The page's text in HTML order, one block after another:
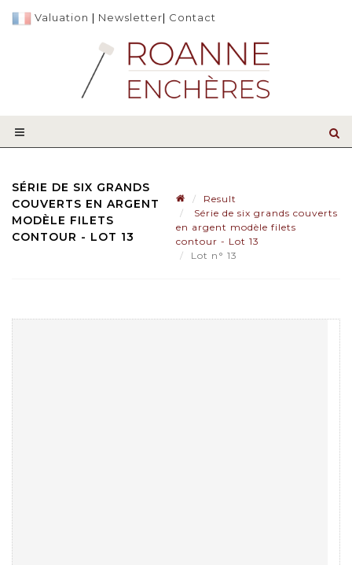
Valuation | Newsletter| Contact
SÉRIE DE SIX GRANDS
COUVERTS EN ARGENT
MODÈLE FILETS
CONTOUR - LOT 13
Result
Série de six grands couverts
en argent modèle filets
contour - Lot 13
Lot n° 13